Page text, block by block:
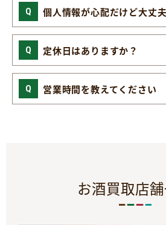
個人情報が心配だけど大丈
定休日はありますか？
営業時間を教えてください
お酒買取店